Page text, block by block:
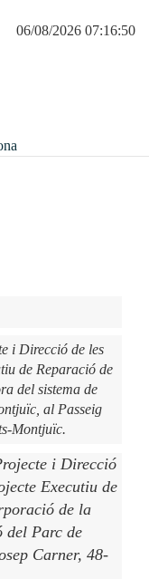
06/08/2026 07:16:51
i Direcció de les
de Reparació de
del sistema de
al Passeig
Montjuïc.
i Direcció
Executiu de
de la
del Parc de
Carner, 48-